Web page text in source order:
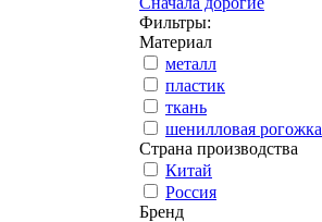
Фильтры:
Материал
металл
пластик
ткань
шенилловая рогожка
Страна производства
Китай
Россия
Бренд